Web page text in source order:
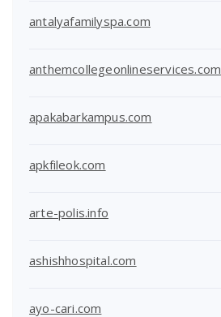
antalyafamilyspa.com
anthemcollegeonlineservices.com
apakabarkampus.com
apkfileok.com
arte-polis.info
ashishhospital.com
ayo-cari.com